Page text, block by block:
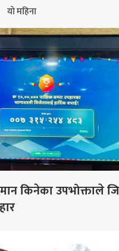
यो महिना
किनेका उपभोक्ताले